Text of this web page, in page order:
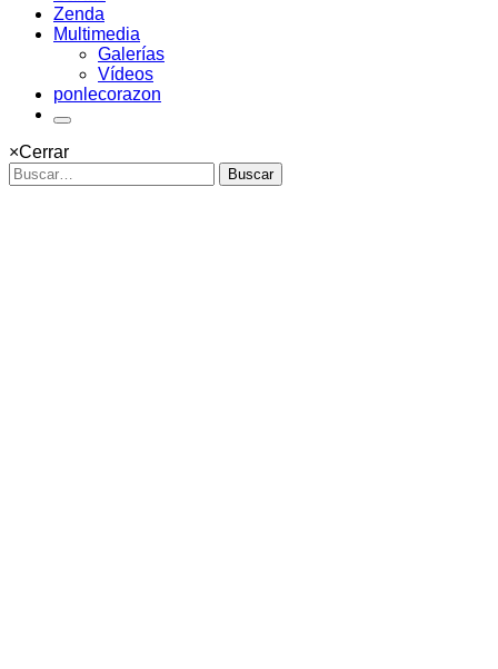
Zenda
Multimedia
Galerías
Vídeos
ponlecorazon
×Cerrar
Buscar